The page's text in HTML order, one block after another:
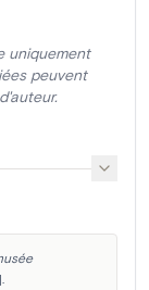
uniquement
peuvent